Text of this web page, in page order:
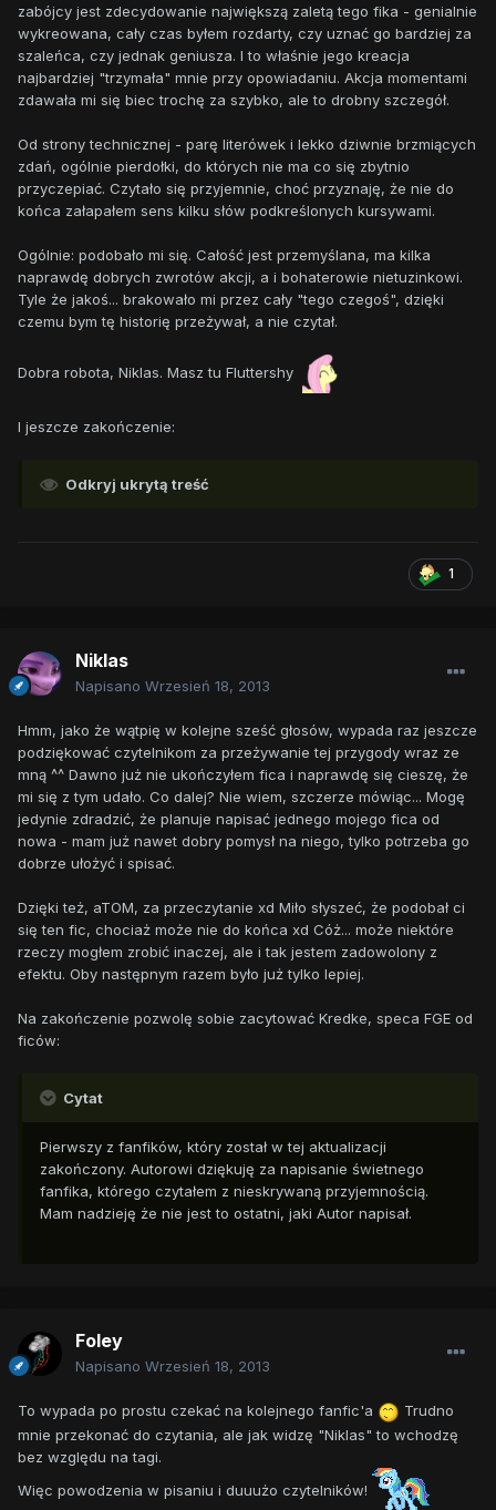
zabójcy jest zdecydowanie największą zaletą tego fika - genialnie
wykreowana, cały czas byłem rozdarty, czy uznać go bardziej za
szaleńca, czy jednak geniusza. I to właśnie jego kreacja
najbardziej "trzymała" mnie przy opowiadaniu. Akcja momentami
zdawała mi się biec trochę za szybko, ale to drobny szczegół.
Od strony technicznej - parę literówek i lekko dziwnie brzmiących
zdań, ogólnie pierdołki, do których nie ma co się zbytnio
przyczepiać. Czytało się przyjemnie, choć przyznaję, że nie do
końca załapałem sens kilku słów podkreślonych kursywami.
Ogólnie: podobało mi się. Całość jest przemyślana, ma kilka
naprawdę dobrych zwrotów akcji, a i bohaterowie nietuzinkowi.
Tyle że jakoś... brakowało mi przez cały "tego czegoś", dzięki
czemu bym tę historię przeżywał, a nie czytał.
Dobra robota, Niklas. Masz tu Fluttershy
I jeszcze zakończenie:
Odkryj ukrytą treść
1
Niklas
Napisano Wrzesień 18, 2013
Hmm, jako że wątpię w kolejne sześć głosów, wypada raz jeszcze
podziękować czytelnikom za przeżywanie tej przygody wraz ze
mną ^^ Dawno już nie ukończyłem fica i naprawdę się cieszę, że
mi się z tym udało. Co dalej? Nie wiem, szczerze mówiąc... Mogę
jedynie zdradzić, że planuje napisać jednego mojego fica od
nowa - mam już nawet dobry pomysł na niego, tylko potrzeba go
dobrze ułożyć i spisać.
Dzięki też, aTOM, za przeczytanie xd Miło słyszeć, że podobał ci
się ten fic, chociaż może nie do końca xd Cóż... może niektóre
rzeczy mogłem zrobić inaczej, ale i tak jestem zadowolony z
efektu. Oby następnym razem było już tylko lepiej.
Na zakończenie pozwolę sobie zacytować Kredke, speca FGE od
ficów:
Cytat
Pierwszy z fanfików, który został w tej aktualizacji
zakończony. Autorowi dziękuję za napisanie świetnego
fanfika, którego czytałem z nieskrywaną przyjemnością.
Mam nadzieję że nie jest to ostatni, jaki Autor napisał.
Foley
Napisano Wrzesień 18, 2013
To wypada po prostu czekać na kolejnego fanfic'a
Trudno
mnie przekonać do czytania, ale jak widzę "Niklas" to wchodzę
bez względu na tagi.
Więc powodzenia w pisaniu i duuużo czytelników!